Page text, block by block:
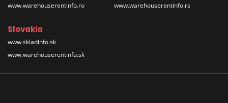
www.warehouserentinfo.ro
www.warehouserentinfo.rs
Slovakia
www.skladinfo.sk
www.warehouserentinfo.sk